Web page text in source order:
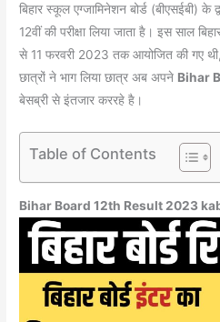
बिहार स्कूल एग्जामिनेशन बोर्ड (बीएसईबी) के
12वीं की परीक्षा लिया जाता है। इस साल
से 11 फरवरी 2023 तक आयोजित की गए
छात्रों ने भाग लिया छात्र अब अपने Bihar
बेसब्री से इंतजार कररहे है।
Table of Contents
Bihar Board 12th Result 2023